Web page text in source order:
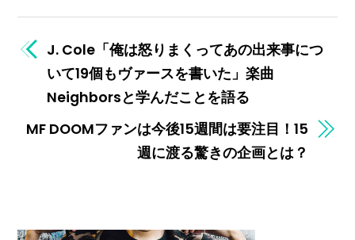
J. Cole「俺は怒りまくってあの出来事につ
いて19個もヴァースを書いた」楽曲
Neighborsと学んだことを語る
MF DOOMファンは今後15週間は要注目！15
週に渡る驚きの企画とは？